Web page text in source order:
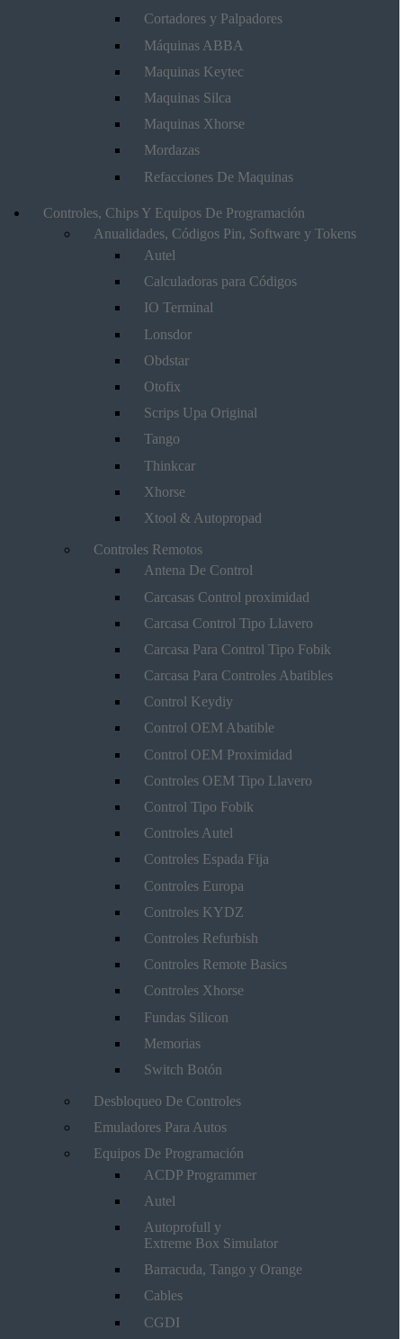
Cortadores y Palpadores
Máquinas ABBA
Maquinas Keytec
Maquinas Silca
Maquinas Xhorse
Mordazas
Refacciones De Maquinas
Controles, Chips Y Equipos De Programación
Anualidades, Códigos Pin, Software y Tokens
Autel
Calculadoras para Códigos
IO Terminal
Lonsdor
Obdstar
Otofix
Scrips Upa Original
Tango
Thinkcar
Xhorse
Xtool & Autopropad
Controles Remotos
Antena De Control
Carcasas Control proximidad
Carcasa Control Tipo Llavero
Carcasa Para Control Tipo Fobik
Carcasa Para Controles Abatibles
Control Keydiy
Control OEM Abatible
Control OEM Proximidad
Controles OEM Tipo Llavero
Control Tipo Fobik
Controles Autel
Controles Espada Fija
Controles Europa
Controles KYDZ
Controles Refurbish
Controles Remote Basics
Controles Xhorse
Fundas Silicon
Memorias
Switch Botón
Desbloqueo De Controles
Emuladores Para Autos
Equipos De Programación
ACDP Programmer
Autel
Autoprofull y
Extreme Box Simulator
Barracuda, Tango y Orange
Cables
CGDI